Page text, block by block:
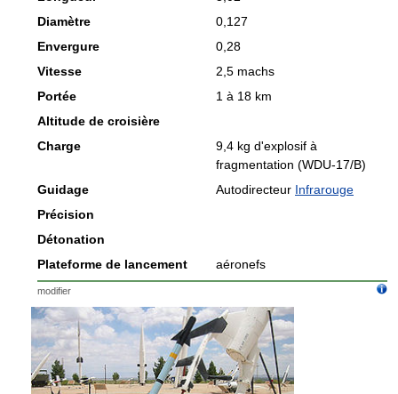
Diamètre
0,127
Envergure
0,28
Vitesse
2,5 machs
Portée
1 à 18 km
Altitude de croisière
Charge
9,4 kg d'explosif à
fragmentation (WDU-17/B)
Guidage
Autodirecteur Infrarouge
Précision
Détonation
Plateforme de lancement
aéronefs
modifier